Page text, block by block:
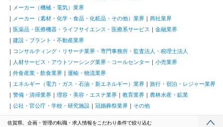
メーカー（機械・電気）業界
メーカー（素材・化学・食品・化粧品・その他）業界
商社業界
医薬品・医療機器・ライフサイエンス・医療系サービス
金融業界
建設・プラント・不動産業界
コンサルティング・リサーチ業界・専門事務所・監査法人・税理士法人
人材サービス・アウトソーシング業界・コールセンター
小売業界
外食産業・飲食業界
運輸・物流業界
エネルギー（電力・ガス・石油・新エネルギー）業界
旅行・宿泊・レジャー業界
警備・清掃業界
理容・美容・エステ業界 教育業界
農林水産・鉱業
公社・官公庁・学校・研究施設
冠婚葬祭業界 その他
佐賀県、企画・管理の転職・求人情報をこだわり条件で絞り込む